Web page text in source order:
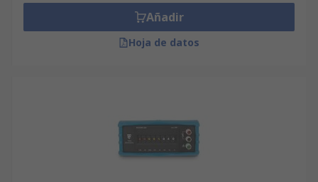
Añadir
Hoja de datos